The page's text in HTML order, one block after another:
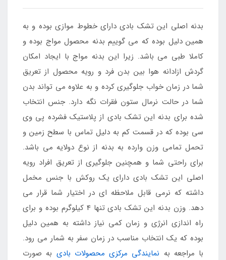
بدنه اصلی این تشک بادی دارای خطوط موازی بوده و به
همین دلیل بوده که می گوییم بدنه محصول مواج بوده و
کاملا طبی می باشد. زیرا این بدنه مواج با ایجاد امکان
گردش ازادانه هوا بین بدن فرد و رویه محصول از تعریق
شما در زمان خواب جلوگیری کرده و به علاوه می تواند بدن
شما در حالت نرمال ستون فقرات نگه دارد. جنس انتخاب
شده برای بدنه این تشک بادی از پلاستیک فشرده پی وی
سی بوده که در قسمت کم به دلیل تماس با سطح زمین و
تحمل تمامی وزن وارده به بدنه از نوع دولایه می باشد.
برای راحتی شما و همچنین جلوگیری از تعریق افراد رویه
اصلی این تشک بادی دارای یک روکش با جنس مخمل
داشته که نرمی قابل ملاحظه ای در اختیار شما قرار می
دهد. وزن بدنه این تشک بادی تنها 4 کیلوگرم بوده و برای
راه اندازی انرژی و زمان کمی نیاز داشته به همین دلیل
بوده که یک انتخاب مناسب در زمان سفر به شمار می رود.
با مراجعه به نمایندگی مرکزی محصولات بادی به صورت